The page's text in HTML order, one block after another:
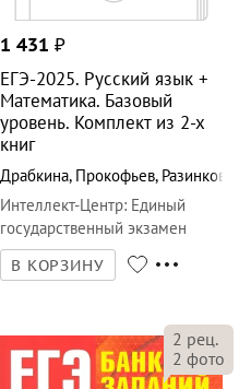
ЕГЭ-2025. Русский язык +
Математика. Базовый
уровень. Комплект из 2-х
книг
Драбкина ,Прокофьев,Разинкова
Интеллект-Центр
государственный экзамен
В КОРЗИНУ
2